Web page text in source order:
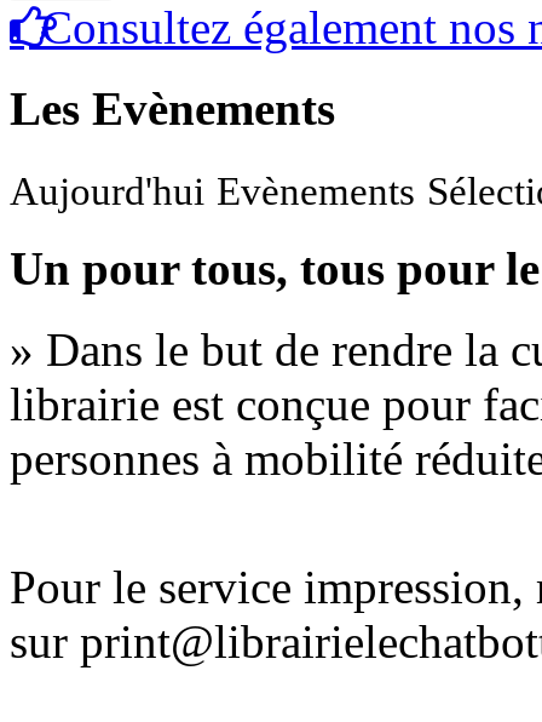
Consultez également nos
Les Evènements
Aujourd'hui Evènements
Un pour tous, tous pour
» Dans le but de rendre la
librairie est conçue pour
personnes à mobilité
Pour le service
sur